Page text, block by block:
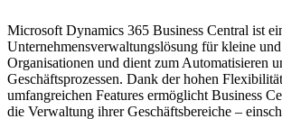
Microsoft Dynamics 365 Business Central ist
Unternehmensverwaltungslösung für kleine
Organisationen und dient zum Automatisieren
Geschäftsprozessen. Dank der hohen
umfangreichen Features ermöglicht Business
die Verwaltung ihrer Geschäftsbereiche –